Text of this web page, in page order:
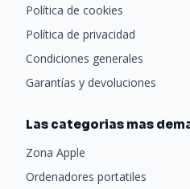
Política de cookies
Política de privacidad
Condiciones generales
Garantías y devoluciones
Las categorias mas
Zona Apple
Ordenadores portatiles